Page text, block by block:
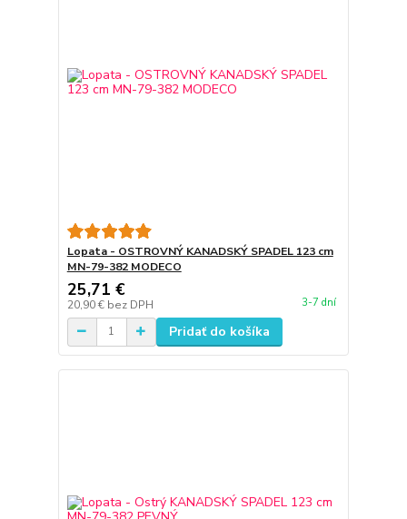
Lopata - OSTROVNÝ KANADSKÝ SPADEL 123 cm
MN-79-382 MODECO
25,71 €
20,90 € bez DPH 3-7 dní
Pridať do košíka